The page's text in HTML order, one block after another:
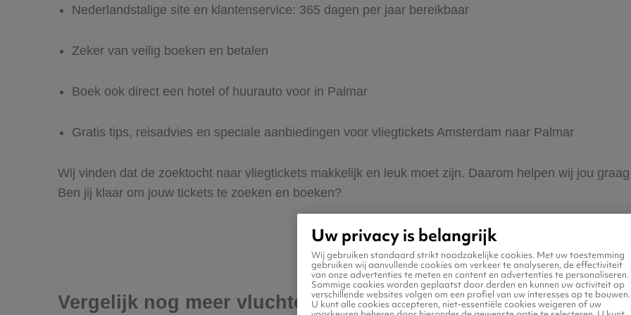
Nederlandstalige site en klantenservice: 365 dagen per jaar bereikbaar
Zeker van veilig boeken en betalen
Boek ook direct een hotel of huurauto voor in Palmar
Gratis tips, reisadvies en speciale aanbiedingen voor vliegtickets Amsterdam naar Palmar
Wij vinden dat de zoektocht naar vliegtickets makkelijk en leuk moet zijn. Daarom helpen wij jou
Ben jij klaar om jouw tickets te zoeken en boeken?
Vergelijk nog meer vluchten naar Palmar
Uw privacy is belangrijk
Wij gebruiken standaard strikt noodzakelijke cookies. Met uw toestemming
gebruiken wij aanvullende cookies om verkeer te analyseren, de effectiviteit
van onze advertenties te meten en content en advertenties te personaliseren.
Sommige cookies worden geplaatst door derden en kunnen uw activiteit op
verschillende websites volgen om een profiel van uw interesses op te bouwen.
U kunt alle cookies accepteren, niet-essentiële cookies weigeren of uw